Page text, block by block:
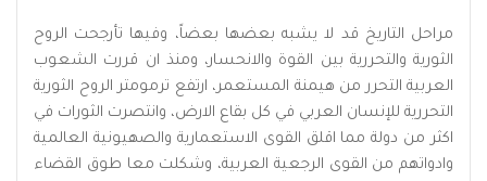
مراحل التاريخ قد لا يشبه بعضها بعضاً، وفيها تأرجحت الروح
الثورية والتحررية بين القوة والانحسار، ومنذ ان قررت الشعوب
العربية التحرر من هيمنة المستعمر، ارتفع ترمومتر الروح الثورية
التحررية للإنسان العربي في كل بقاع الارض، وانتصرت الثورات في
اكثر من دولة مما اقلق القوى الاستعمارية والصهيونية العالمية
وادواتهم من القوى الرجعية العربية، وشكلت معا طوق القضاء